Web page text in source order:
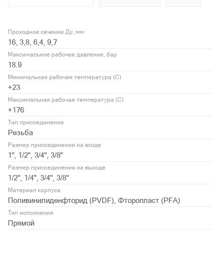
Проходное сечение Ду, мм
16, 3,8, 6,4, 9,7
Максимальное рабочее давление, бар
18.9
Минимальная рабочая температура (С)
+23
Максимальная рабочая температура (С)
+176
Тип присоединения
Резьба
Размер присоединения на входе
1", 1/2", 3/4", 3/8"
Размер присоединения на выходе
1/2", 1/4", 3/4", 3/8"
Материал корпуса
Поливинилиденфторид (PVDF), Фторопласт (PFA)
Тип исполнения
Прямой